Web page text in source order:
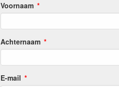
Voornaam
Achternaam
E-mail